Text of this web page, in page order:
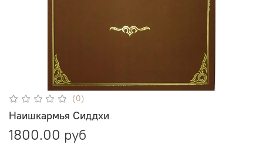
(0)
Наишкармья Сиддхи
1800.00 руб